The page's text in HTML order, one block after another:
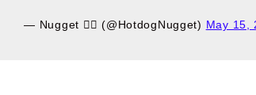
— Nugget 🏳️‍🌈 (@HotdogNugget) May 15,